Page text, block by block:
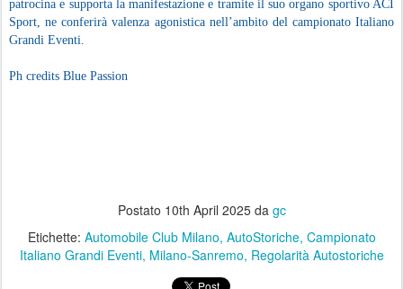
patrocina e supporta la manifestazione e tramite il suo organo sportivo ACI
Sport, ne conferirà valenza agonistica nell’ambito del campionato Italiano
Grandi Eventi.
Ph credits Blue Passion
Postato 10th April 2025da gc
Etichette: Automobile Club Milano AutoStoriche Campionato
Italiano Grandi Eventi Milano-Sanremo Regolarità Autostoriche